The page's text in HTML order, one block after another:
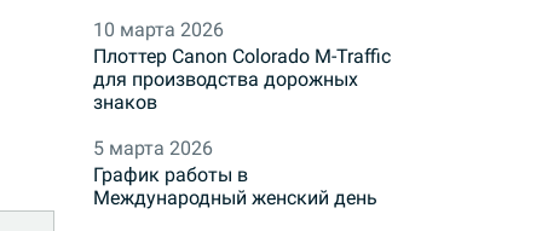
10 марта 2026
Плоттер Canon Colorado M-Traffic
для производства дорожных
знаков
5 марта 2026
График работы в
Международный женский день